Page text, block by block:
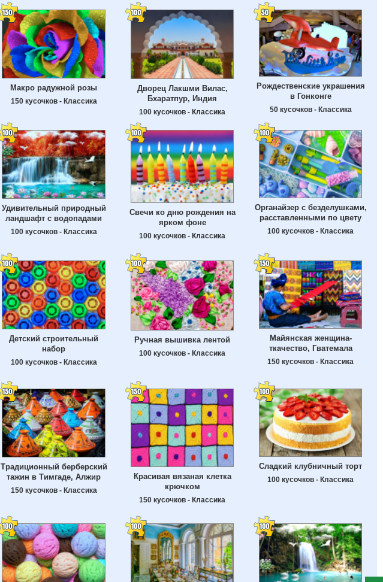
Макро радужной розы
150 кусочков - Классика
Дворец Лакшми Вилас,
Бхаратпур, Индия
100 кусочков - Классика
Рождественские украшения
в Гонконге
50 кусочков - Классика
Удивительный природный
ландшафт с водопадами
100 кусочков - Классика
Свечи ко дню рождения на
ярком фоне
100 кусочков - Классика
Органайзер с безделушками,
расставленными по цвету
100 кусочков - Классика
Детский строительный
набор
100 кусочков - Классика
Ручная вышивка лентой
100 кусочков - Классика
Майянская женщина-
ткачество, Гватемала
150 кусочков - Классика
Традиционный берберский
тажин в Тимгаде, Алжир
150 кусочков - Классика
Красивая вязаная клетка
крючком
150 кусочков - Классика
Сладкий клубничный торт
100 кусочков - Классика